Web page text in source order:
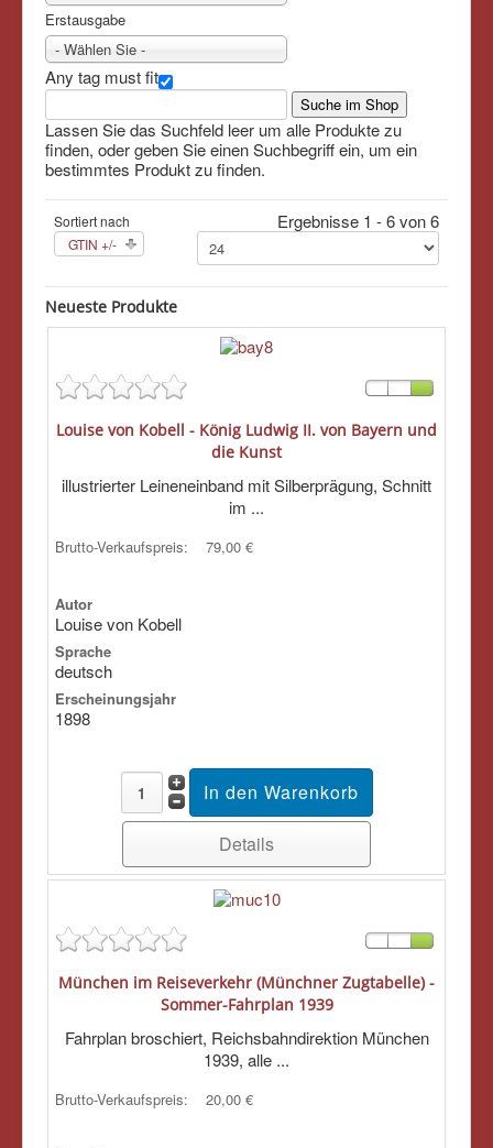
Erstausgabe
- Wählen Sie -
Any tag must fit
Lassen Sie das Suchfeld leer um alle Produkte zu
finden, oder geben Sie einen Suchbegriff ein, um ein
bestimmtes Produkt zu finden.
Sortiert nach
GTIN +/-
Ergebnisse 1 - 6 von 6
Neueste Produkte
Louise von Kobell - König Ludwig II. von Bayern und
die Kunst
illustrierter Leineneinband mit Silberprägung, Schnitt
im ...
Brutto-Verkaufspreis: 79,00 €
Autor
Louise von Kobell
Sprache
deutsch
Erscheinungsjahr
1898
Details
München im Reiseverkehr (Münchner Zugtabelle) -
Sommer-Fahrplan 1939
Fahrplan broschiert, Reichsbahndirektion München
1939, alle ...
Brutto-Verkaufspreis: 20,00 €